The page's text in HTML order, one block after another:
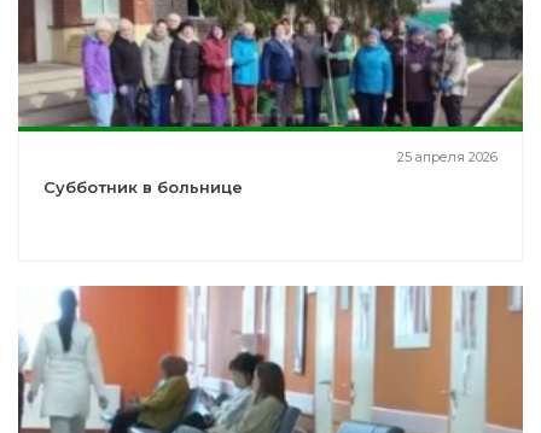
25 апреля 2026
Субботник в больнице